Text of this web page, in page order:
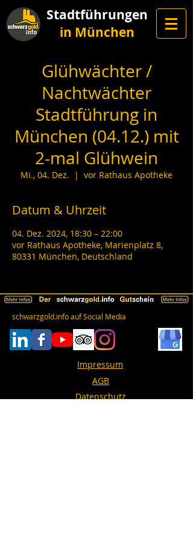
Stadtführungen
in München
Glühwächter /
Nachtwächter
Stadtführung in
München (04.12.) mit
2-mal Glühwein
Mi., 04. Dez.
  |
vor Rathaus Apotheke
Datum & Uhrzeit
04. Dez. 2024, 18:30 – 22:00
vor Rathaus Apotheke, Marienplatz 8,
80331 München, Deutschland
schwarzgold.info auf Social Media
Impressum
AGB
Datenschutz